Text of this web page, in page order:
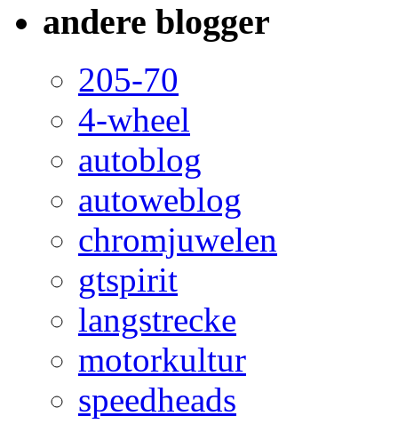
andere blogger
205-70
4-wheel
autoblog
autoweblog
chromjuwelen
gtspirit
langstrecke
motorkultur
speedheads